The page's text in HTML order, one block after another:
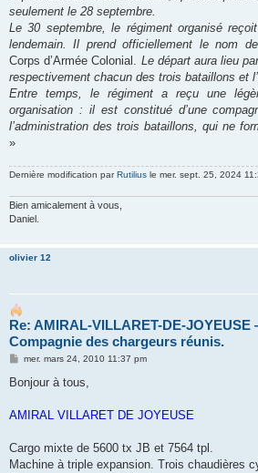
seulement le 28 septembre.
Le 30 septembre, le régiment organisé reçoit
lendemain. Il prend officiellement le nom de
Corps d’Armée Colonial. Le départ aura lieu
respectivement chacun des trois bataillons et
Entre temps, le régiment a reçu une
organisation : il est constitué d’une
l’administration des trois bataillons, qui ne
»
Dernière modification parRutilius le mer. sept. 25, 2024
Bien amicalement à vous,
Daniel.
olivier 12
Re: AMIRAL-VILLARET-DE-
Compagnie des chargeurs réunis.
M
s
g
mer. mars 24, 2010 11:37 pm
Bonjour à tous,
AMIRAL VILLARET DE JOYEUSE
Cargo mixte de 5600 tx JB et 7564 tpl.
Machine à triple expansion. Trois chaudières